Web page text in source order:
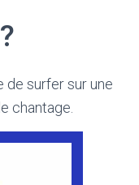
de surfer sur une
chantage.